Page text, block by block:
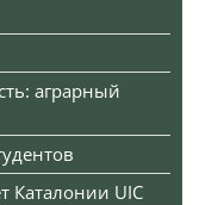
аграрный
Каталонии UIC